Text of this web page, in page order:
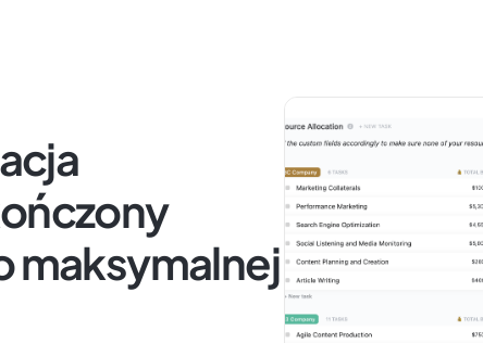
maksymalnej